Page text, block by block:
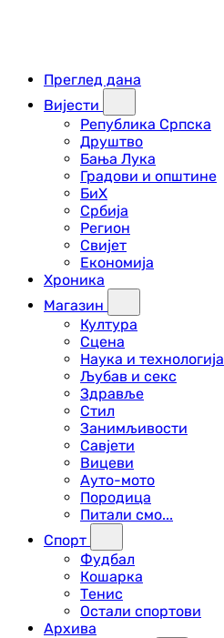
Преглед дана
Вијести
Република Српска
Друштво
Бања Лука
Градови и општине
БиХ
Србија
Регион
Свијет
Економија
Хроника
Магазин
Култура
Сцена
Наука и технологија
Љубав и секс
Здравље
Стил
Занимљивости
Савјети
Вицеви
Ауто-мото
Породица
Питали смо...
Спорт
Фудбал
Кошарка
Тенис
Остали спортови
Архива